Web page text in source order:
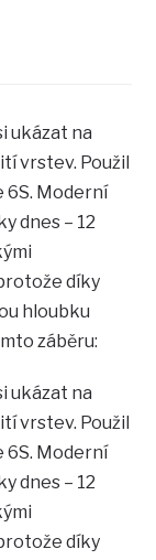
ukázat na
vrstev. Použil
6S. Moderní
dnes – 12
díky
hloubku
záběru:
ukázat na
vrstev. Použil
6S. Moderní
dnes – 12
díky